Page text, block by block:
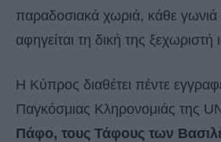
παραδοσιακά χωριά, κάθε γωνιά
αφηγείται τη δική της ξεχωριστή
Η Κύπρος διαθέτει πέντε
Παγκόσμιας Κληρονομιάς της
Πάφο, τους Τάφους των